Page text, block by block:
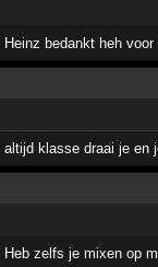
Heinz bedankt heh
altijd klasse draai je en
Heb zelfs je mixen op